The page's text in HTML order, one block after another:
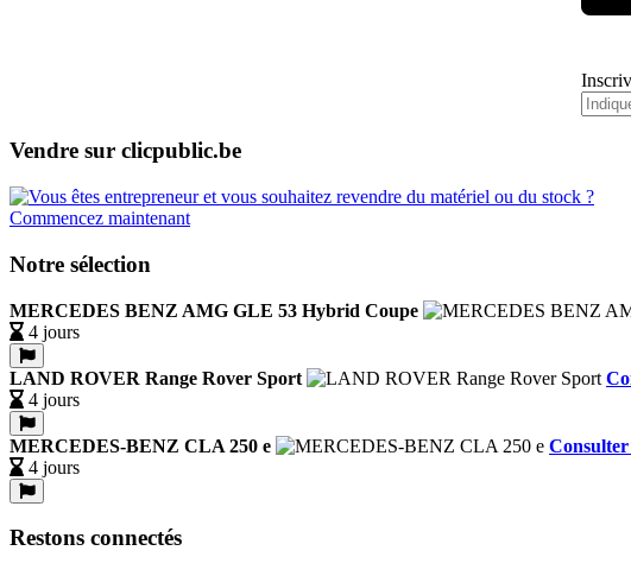
Vendre sur clicpublic.be
Commencez maintenant
Notre sélection
MERCEDES BENZ AMG GLE 53 Hybrid Coupe
4 jours
LAND ROVER Range Rover Sport
4 jours
MERCEDES-BENZ CLA 250 e
Consulter
4 jours
Restons connectés